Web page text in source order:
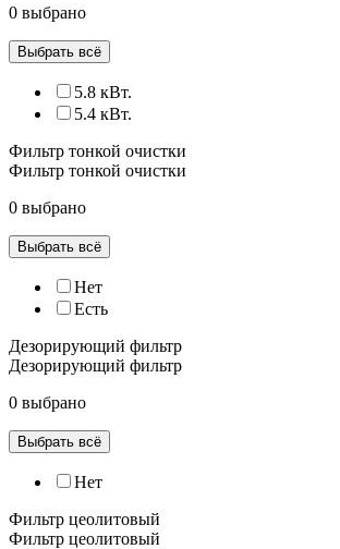
0 выбрано
Выбрать всё
5.8 кВт.
5.4 кВт.
Фильтр тонкой очистки
Фильтр тонкой очистки
0 выбрано
Выбрать всё
Нет
Есть
Дезорирующий фильтр
Дезорирующий фильтр
0 выбрано
Выбрать всё
Нет
Фильтр цеолитовый
Фильтр цеолитовый